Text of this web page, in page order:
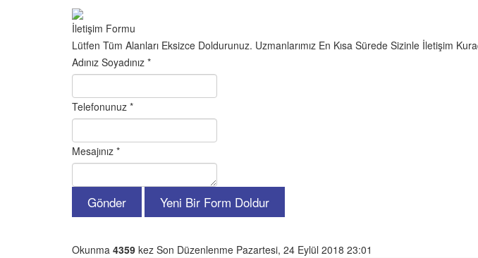
İletişim Formu
Lütfen Tüm Alanları Eksizce Doldurunuz. Uzmanlarımız En Kısa Sürede Sizinle İletişim
Adınız Soyadınız *
Telefonunuz *
Mesajınız *
Okunma 4359 kez Son Düzenlenme Pazartesi, 24 Eylül 2018 23:01